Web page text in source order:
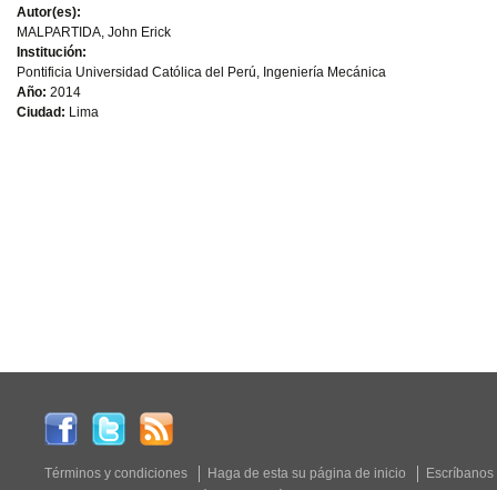
Autor(es):
MALPARTIDA, John Erick
Institución:
Pontificia Universidad Católica del Perú, Ingeniería Mecánica
Año: 2014
Ciudad: Lima
Términos y condiciones Haga de esta su página de inicio
Escríbanos